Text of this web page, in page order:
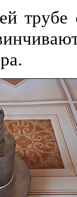
трубе